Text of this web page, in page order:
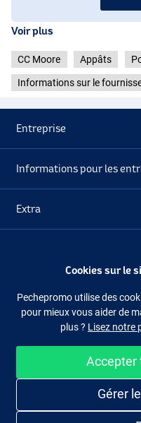
Voir plus
CC Moore Appâts
Informations sur le
Entreprise
Informations pour les
Extra
Suivez-nous
Cookies sur le
Pechepromo utilise des
pour mieux vous aider de
plus ? Lisez notre
Accepter
Gérer